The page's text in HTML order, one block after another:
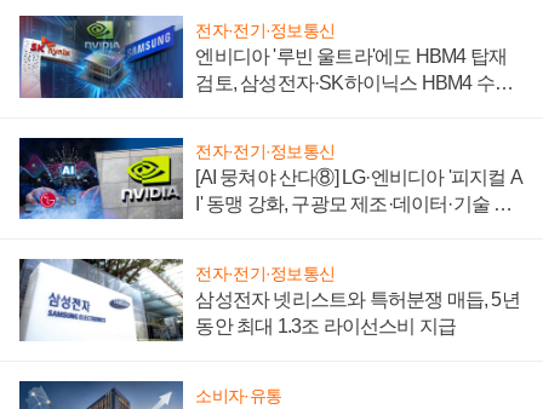
전자·전기·정보통신
엔비디아 '루빈 울트라'에도 HBM4 탑재
검토, 삼성전자·SK하이닉스 HBM4 수율
전자·전기·정보통신
[AI 뭉쳐야 산다⑧] LG·엔비디아 '피지컬 A
I' 동맹 강화, 구광모 제조·데이터·기술 결
전자·전기·정보통신
삼성전자 넷리스트와 특허분쟁 매듭, 5년
동안 최대 1.3조 라이선스비 지급
소비자·유통